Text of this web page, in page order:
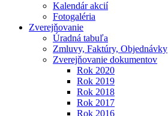
Kalendár akcií
Fotogaléria
Zverejňovanie
Úradná tabuľa
Zmluvy, Faktúry, Objednávky
Zverejňovanie dokumentov
Rok 2020
Rok 2019
Rok 2018
Rok 2017
Rok 2016